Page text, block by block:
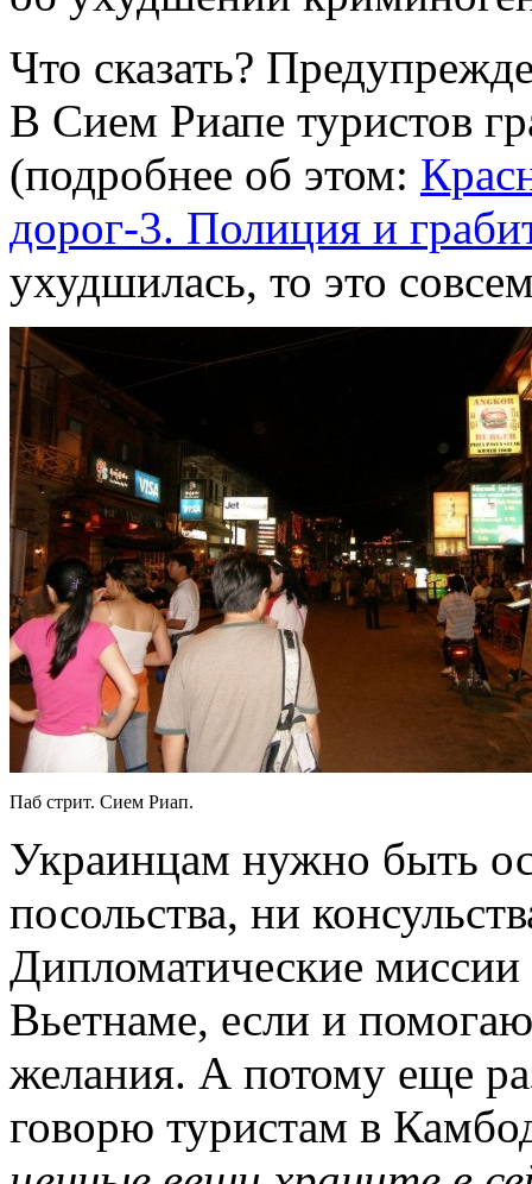
Что сказать?
В Сием Риапе туристов
(подробнее об этом:
дорог-3. Полиция и
ухудшилась, то это
Паб стрит. Сием Риап.
Украинцам нужно быть
посольства, ни
Дипломатические
Вьетнаме, если и
желания. А потому еще
говорю туристам в